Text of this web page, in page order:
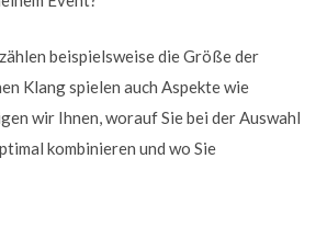
beispielsweise die Größe der
Klang spielen auch Aspekte wie
wir Ihnen, worauf Sie bei der Auswahl
kombinieren und wo Sie